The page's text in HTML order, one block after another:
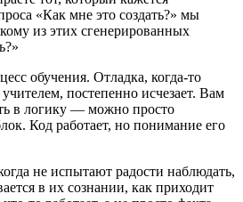
«Как мне это создать?» мы
из этих сгенерированных
обучения. Отладка, когда-то
постепенно исчезает. Вам
в логику — можно просто
Код работает, но понимание его
не испытают радости наблюдать,
в их сознании, как приходит